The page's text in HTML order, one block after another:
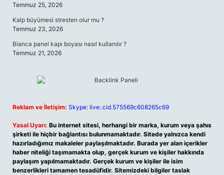
Temmuz 25, 2026
Kalp büyümesi stresten olur mu ?
Temmuz 23, 2026
Bianca panel kapı boyası nasıl kullanılır ?
Temmuz 21, 2026
Reklam ve İletişim: Skype: live:.cid.575569c608265c69
Yasal Uyarı: Bu internet sitesi, herhangi bir marka, kurum veya şahıs
şirketi ile hiçbir bağlantısı bulunmamaktadır. Sitede yalnızca kendi
hazırladığımız makaleler paylaşılmaktadır. Burada yer alan içerikler
haber niteliği taşımamakta olup, gerçek kurum ve kişiler hakkında
paylaşım yapılmamaktadır. Gerçek kurum ve kişiler ile isim
benzerlikleri tamamen tesadüfidir. Sitemizdeki bilgiler taslak